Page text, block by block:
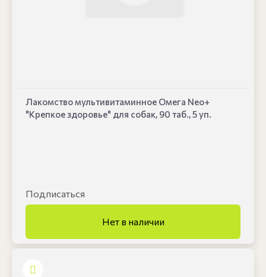
Лакомство мультивитаминное Омега Neo+
"Крепкое здоровье" для собак, 90 таб., 5 уп.
Подписаться